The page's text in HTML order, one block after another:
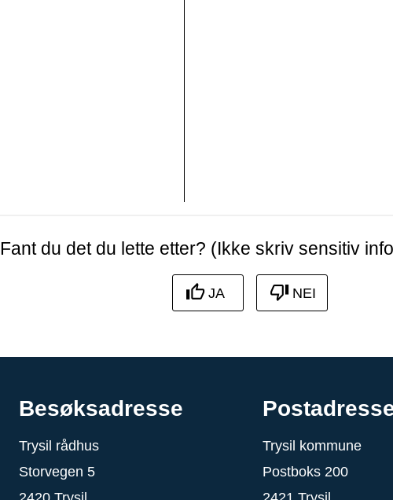
Fant du det du lette etter? (Ikke skriv sensitiv
JA NEI
Besøksadresse
Trysil rådhus
Storvegen 5
Trysil kommune
Postboks 200